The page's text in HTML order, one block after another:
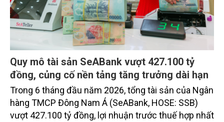
Quy mô tài sản SeABank vượt 427.100 tỷ
đồng, củng cố nền tảng tăng trưởng dài hạn
Trong 6 tháng đầu năm 2026, tổng tài sản của Ngân
hàng TMCP Đông Nam Á (SeABank, HOSE: SSB)
vượt 427.100 tỷ đồng, lợi nhuận trước thuế hợp nhất